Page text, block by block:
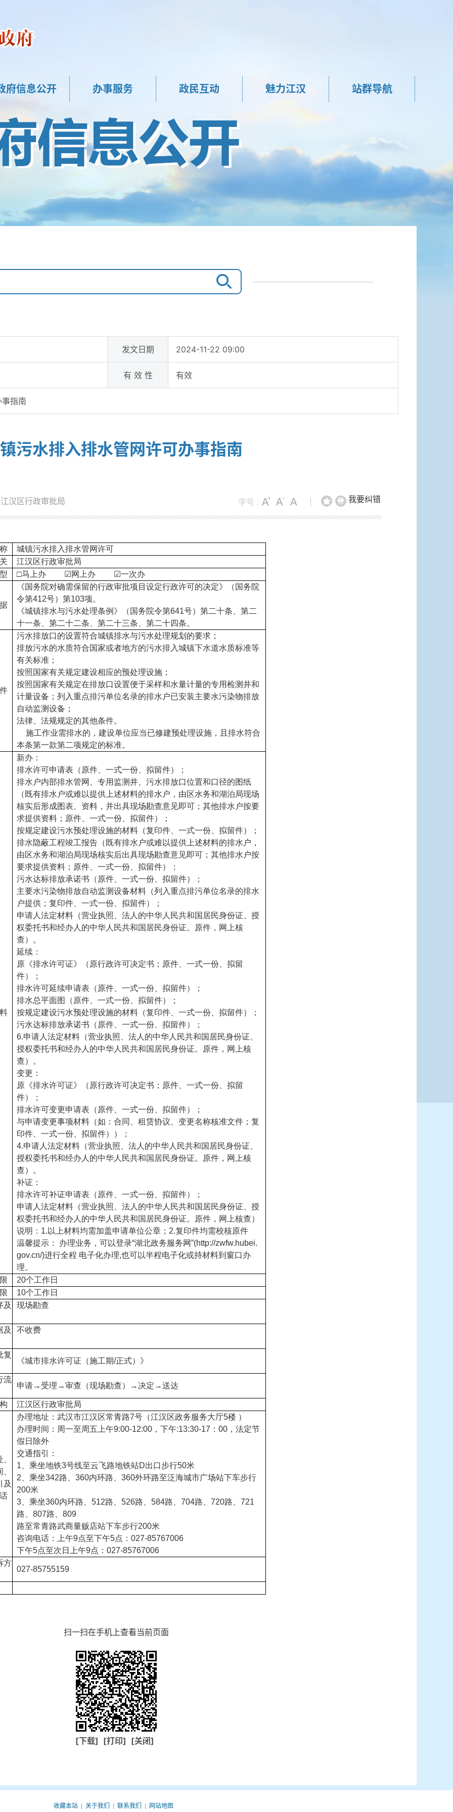
府信息公开 办事服务 政民互动 魅力江汉 站群导航
发文日期 2024-11-22 09:00
有 效 性 有效
指南
污水排入排水管网许可办事指南
我要纠错
字号 :
汉区行政审批局
城镇污水排入排水管网许可
江汉区行政审批局
□马上办 ☑网上办 ☑一次办
《国务院对确需保留的行政审批项目设定行政许可的决定》（国务院
令第412号）第103项。
《城镇排水与污水处理条例》（国务院令第641号）第二十条、第二
十一条、第二十二条、第二十三条、第二十四条。
污水排放口的设置符合城镇排水与污水处理规划的要求；
排放污水的水质符合国家或者地方的污水排入城镇下水道水质标准等
有关标准；
按照国家有关规定建设相应的预处理设施；
按照国家有关规定在排放口设置便于采样和水量计量的专用检测井和
计量设备；列入重点排污单位名录的排水户已安装主要水污染物排放
自动监测设备；
法律、法规规定的其他条件。
施工作业需排水的，建设单位应当已修建预处理设施，且排水符合
本条第一款第二项规定的标准。
新办：
排水许可申请表（原件、一式一份、拟留件）；
排水户内部排水管网、专用监测井、污水排放口位置和口径的图纸
（既有排水户或难以提供上述材料的排水户，由区水务和湖泊局现场
核实后形成图表、资料，并出具现场勘查意见即可；其他排水户按要
求提供资料；原件、一式一份、拟留件）；
按规定建设污水预处理设施的材料（复印件、一式一份、拟留件）；
排水隐蔽工程竣工报告（既有排水户或难以提供上述材料的排水户，
由区水务和湖泊局现场核实后出具现场勘查意见即可；其他排水户按
要求提供资料；原件、一式一份、拟留件）；
污水达标排放承诺书（原件、一式一份、拟留件）；
主要水污染物排放自动监测设备材料（列入重点排污单位名录的排水
户提供；复印件、一式一份、拟留件）；
申请人法定材料（营业执照、法人的中华人民共和国居民身份证、授
权委托书和经办人的中华人民共和国居民身份证。原件，网上核
查）。
延续：
原《排水许可证》（原行政许可决定书；原件、一式一份、拟留
件）；
排水许可延续申请表（原件、一式一份、拟留件）；
排水总平面图（原件、一式一份、拟留件）；
按规定建设污水预处理设施的材料（复印件、一式一份、拟留件）；
污水达标排放承诺书（原件、一式一份、拟留件）；
6.申请人法定材料（营业执照、法人的中华人民共和国居民身份证、
授权委托书和经办人的中华人民共和国居民身份证。原件，网上核
查）。
变更：
原《排水许可证》（原行政许可决定书；原件、一式一份、拟留
件）；
排水许可变更申请表（原件、一式一份、拟留件）；
与申请变更事项材料（如：合同、租赁协议、变更名称核准文件；复
印件、一式一份、拟留件））；
4.申请人法定材料（营业执照、法人的中华人民共和国居民身份证、
授权委托书和经办人的中华人民共和国居民身份证。原件，网上核
查）。
补证：
排水许可补证申请表（原件、一式一份、拟留件）；
申请人法定材料（营业执照、法人的中华人民共和国居民身份证、授
权委托书和经办人的中华人民共和国居民身份证。原件，网上核查）
说明：1.以上材料均需加盖申请单位公章；2.复印件均需校核原件
温馨提示： 办理业务，可以登录“湖北政务服务网”(http://zwfw.hubei.
gov.cn/)进行全程 电子化办理,也可以半程电子化或持材料到窗口办
理。
20个工作日
10个工作日
及
现场勘查
及 不收费
复
《城市排水许可证（施工期/正式）》
流
申请→受理→审查（现场勘查）→决定→送达
江汉区行政审批局
及
办理地址：武汉市江汉区常青路7号（江汉区政务服务大厅5楼 ）
办理时间：周一至周五上午9:00-12:00，下午:13:30-17：00，法定节
假日除外
交通指引：
1、乘坐地铁3号线至云飞路地铁站D出口步行50米
2、乘坐342路、360内环路、360外环路至泛海城市广场站下车步行
200米
3、乘坐360内环路、512路、526路、584路、704路、720路、721
路、807路、809
路至常青路武商量贩店站下车步行200米
咨询电话：上午9点至下午5点：027-85767006
下午5点至次日上午9点：027-85767006
方
027-85755159
扫一扫在手机上查看当前页面
[下载] [打印] [关闭]
收藏本站 关于我们 联系我们 网站地图